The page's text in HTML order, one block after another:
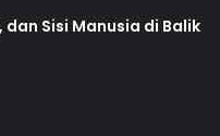
Sisi Manusia di Balik